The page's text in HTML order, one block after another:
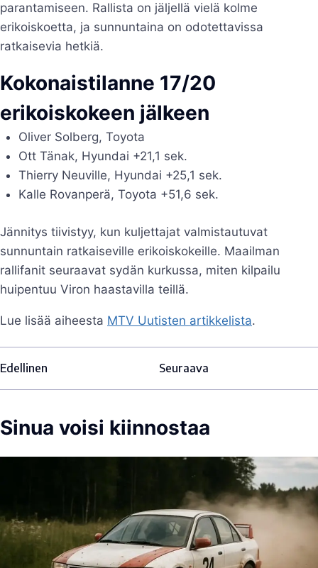
parantamiseen. Rallista on jäljellä vielä kolme
erikoiskoetta, ja sunnuntaina on odotettavissa
ratkaisevia hetkiä.
Kokonaistilanne 17/20
erikoiskokeen jälkeen
Oliver Solberg, Toyota
Ott Tänak, Hyundai +21,1 sek.
Thierry Neuville, Hyundai +25,1 sek.
Kalle Rovanperä, Toyota +51,6 sek.
Jännitys tiivistyy, kun kuljettajat valmistautuvat
sunnuntain ratkaiseville erikoiskokeille. Maailman
rallifanit seuraavat sydän kurkussa, miten kilpailu
huipentuu Viron haastavilla teillä.
Lue lisää aiheesta MTV Uutisten artikkelista.
Edellinen Seuraava
Sinua voisi kiinnostaa